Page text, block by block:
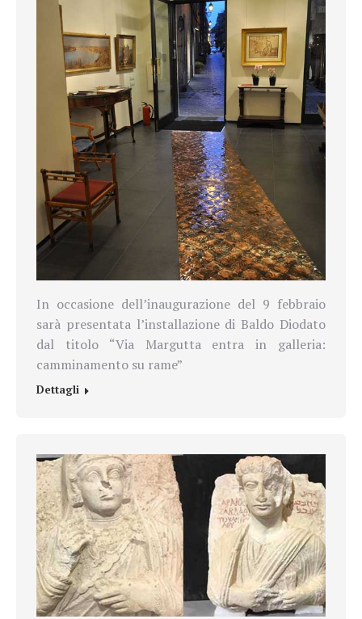
In occasione dell’inaugurazione del 9 febbraio
sarà presentata l’installazione di Baldo Diodato
dal titolo “Via Margutta entra in galleria:
camminamento su rame”
Dettagli